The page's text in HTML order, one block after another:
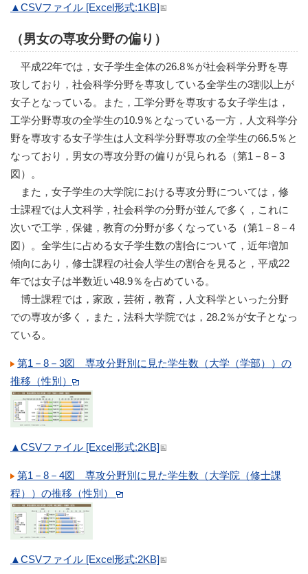
▲CSVファイル [Excel形式:1KB]
（男女の専攻分野の偏り）
平成22年では，女子学生全体の26.8％が社会科学分野を専
攻しており，社会科学分野を専攻している全学生の3割以上が
女子となっている。また，工学分野を専攻する女子学生は，
工学分野専攻の全学生の10.9％となっている一方，人文科学分
野を専攻する女子学生は人文科学分野専攻の全学生の66.5％と
なっており，男女の専攻分野の偏りが見られる（第1－8－3
図）。
また，女子学生の大学院における専攻分野については，修
士課程では人文科学，社会科学の分野が並んで多く，これに
次いで工学，保健，教育の分野が多くなっている（第1－8－4
図）。全学生に占める女子学生数の割合について，近年増加
傾向にあり，修士課程の社会人学生の割合を見ると，平成22
年では女子は半数近い48.9％を占めている。
博士課程では，家政，芸術，教育，人文科学といった分野
での専攻が多く，また，法科大学院では，28.2％が女子となっ
ている。
第1－8－3図 専攻分野別に見た学生数（大学（学部））の
推移（性別）
▲CSVファイル [Excel形式:2KB]
第1－8－4図 専攻分野別に見た学生数（大学院（修士課
程））の推移（性別）
▲CSVファイル [Excel形式:2KB]